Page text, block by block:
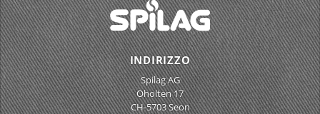
INDIRIZZO
Spilag AG
Oholten 17
CH-5703 Seon